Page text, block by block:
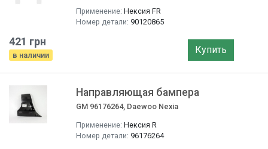
Применение: Нексия FR
Номер детали: 90120865
421 грн
в наличии Купить
Направляющая бампера
GM 96176264, Daewoo Nexia
Применение: Нексия R
Номер детали: 96176264